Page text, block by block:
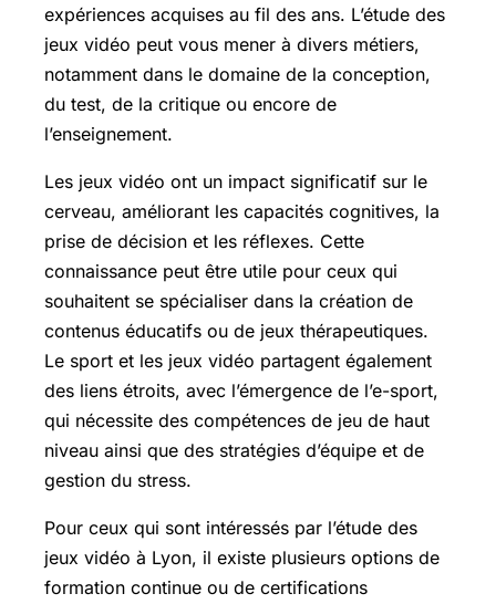
expériences acquises au fil des ans. L’étude des
jeux vidéo peut vous mener à divers métiers,
notamment dans le domaine de la conception,
du test, de la critique ou encore de
l’enseignement.
Les jeux vidéo ont un impact significatif sur le
cerveau, améliorant les capacités cognitives, la
prise de décision et les réflexes. Cette
connaissance peut être utile pour ceux qui
souhaitent se spécialiser dans la création de
contenus éducatifs ou de jeux thérapeutiques.
Le sport et les jeux vidéo partagent également
des liens étroits, avec l’émergence de l’e-sport,
qui nécessite des compétences de jeu de haut
niveau ainsi que des stratégies d’équipe et de
gestion du stress.
Pour ceux qui sont intéressés par l’étude des
jeux vidéo à Lyon, il existe plusieurs options de
formation continue ou de certifications